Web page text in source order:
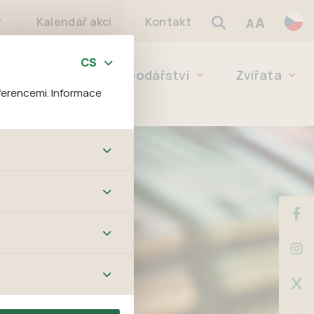
Informace
stránek a všech
a také nastavení
tato data
nelze přiřadit
zájmům, což
což vám
Kalendář akcí Kontakt AA
Lesní hospodářství
Zvířata